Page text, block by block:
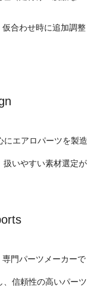
合わせ時に追加調整
エアロパーツを製造
扱いやすい素材選定が
門パーツメーカーで
信頼性の高いパーツ